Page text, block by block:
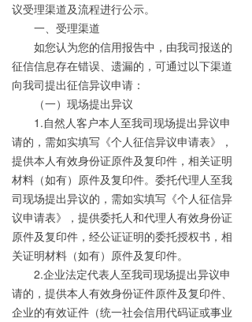
议受理渠道及流程进行公示。
一、 受理渠道
如您认为您的信用报告中，由我司报送的
征信信息存在错误、遗漏的，可通过以下渠道
向我司提出征信异议申请：
（一）现场提出异议
1.自然人客户本人至我司现场提出异议申
请的，需如实填写《个人征信异议申请表》，
提供本人有效身份证原件及复印件，相关证明
材料（如有）原件及复印件。委托代理人至我
司现场提出异议的，需如实填写《个人征信异
议申请表》，提供委托人和代理人有效身份证
原件及复印件，经公证证明的委托授权书，相
关证明材料（如有）原件及复印件。
2.企业法定代表人至我司现场提出异议申
请的，提供本人有效身份证件原件及复印件、
企业的有效证件（统一社会信用代码证或事业